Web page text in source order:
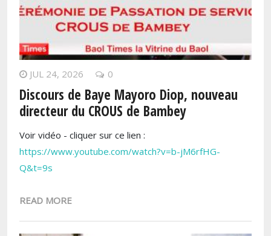
JUL 24, 2026 0
Discours de Baye Mayoro Diop, nouveau
directeur du CROUS de Bambey
Voir vidéo - cliquer sur ce lien :
https://www.youtube.com/watch?v=b-jM6rfHG-
Q&t=9s
READ MORE